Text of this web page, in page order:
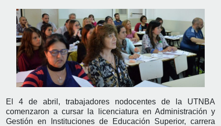
El 4 de abril, trabajadores nodocentes de la UTNBA
comenzaron a cursar la licenciatura en Administración y
Gestión en Instituciones de Educación Superior, carrera